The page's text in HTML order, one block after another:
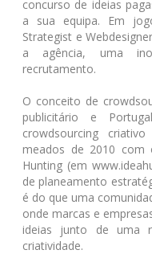
concurso de ideias
a sua equipa. Em
Strategist e
a agência, uma
recrutamento.
O conceito de
publicitário e
crowdsourcing
meados de 2010 com
Hunting (em
de planeamento
é do que uma
onde marcas e
ideias junto de uma
criatividade.